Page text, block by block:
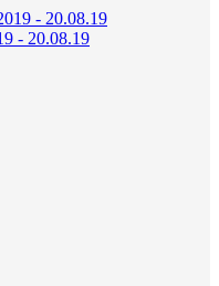
20.08.19